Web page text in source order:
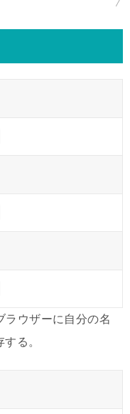
ラウザーに自分の名
る。